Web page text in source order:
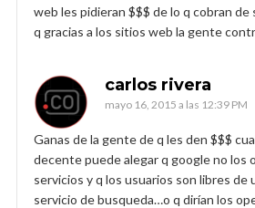
web les pidieran $$$ de lo q cobran de
q gracias a los sitios web la gente
carlos rivera
mayo 16, 2015 a las 12:39 PM
Ganas de la gente de q les den $$$
decente puede alegar q google no los
servicios y q los usuarios son libres de
servicio de busqueda…o q dirían los